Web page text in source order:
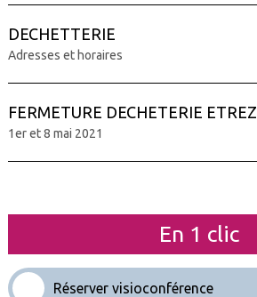
DECHETTERIE
Adresses et horaires
FERMETURE DECHETERIE ETREZ
1er et 8 mai 2021
En 1 clic
Réserver visioconférence